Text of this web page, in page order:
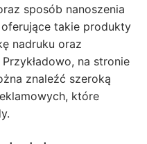
sposób nanoszenia
takie produkty
nadruku oraz
na stronie
znaleźć szeroką
które